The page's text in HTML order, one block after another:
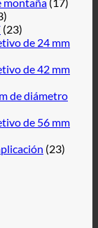
(23)
de 24 mm
de 42 mm
de diámetro
de 56 mm
(23)